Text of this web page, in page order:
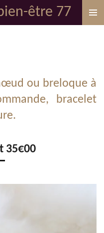
être 77
ou breloque à
bracelet
35€00